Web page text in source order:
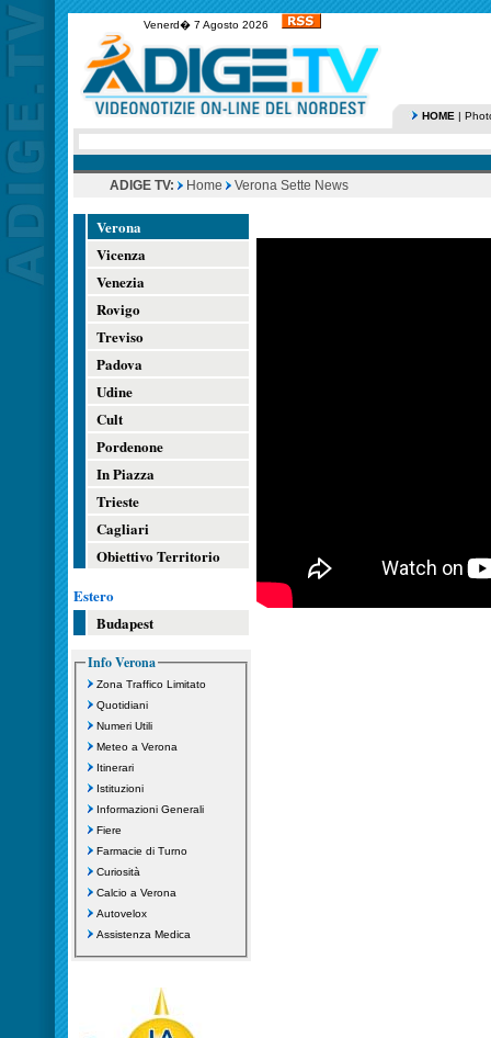
Venerd� 7 Agosto 2026
HOME |
ADIGE TV: Home Verona Sette News
Verona
Vicenza
Venezia
Rovigo
Treviso
Padova
Udine
Cult
Pordenone
In Piazza
Trieste
Cagliari
Obiettivo Territorio
Estero
Budapest
Info Verona
Zona Traffico Limitato
Quotidiani
Numeri Utili
Meteo a Verona
Itinerari
Istituzioni
Informazioni Generali
Fiere
Farmacie di Turno
Curiosità
Calcio a Verona
Autovelox
Assistenza Medica